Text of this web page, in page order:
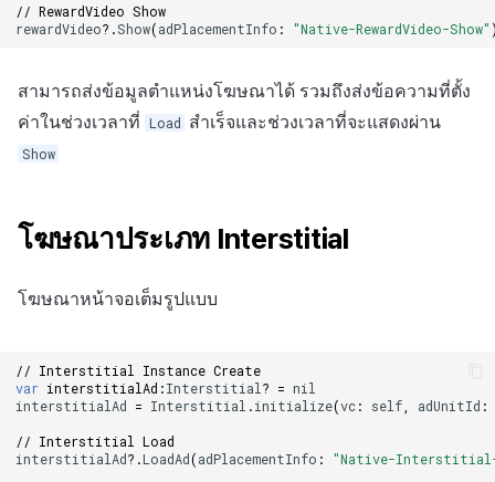
// RewardVideo Show
rewardVideo?.Show(adPlacementInfo : "Native-RewardVideo-Show"
สามารถส่งข้อมูลตำแหน่งโฆษณาได้ รวมถึงส่งข้อความที่ตั้ง
ค่าในช่วงเวลาที่
Load สำเร็จและช่วงเวลาที่จะแสดงผ่าน
Show
โฆษณาประเภท Interstitial
โฆษณาหน้าจอเต็มรูปแบบ
// Interstitial Instance Create
var interstitialAd :Interstitial ? = nil
interstitialAd = Interstitial .initialize(vc: self adUnitId :
// Interstitial Load
interstitialAd?.LoadAd(adPlacementInfo :
"Native-Interstitial-